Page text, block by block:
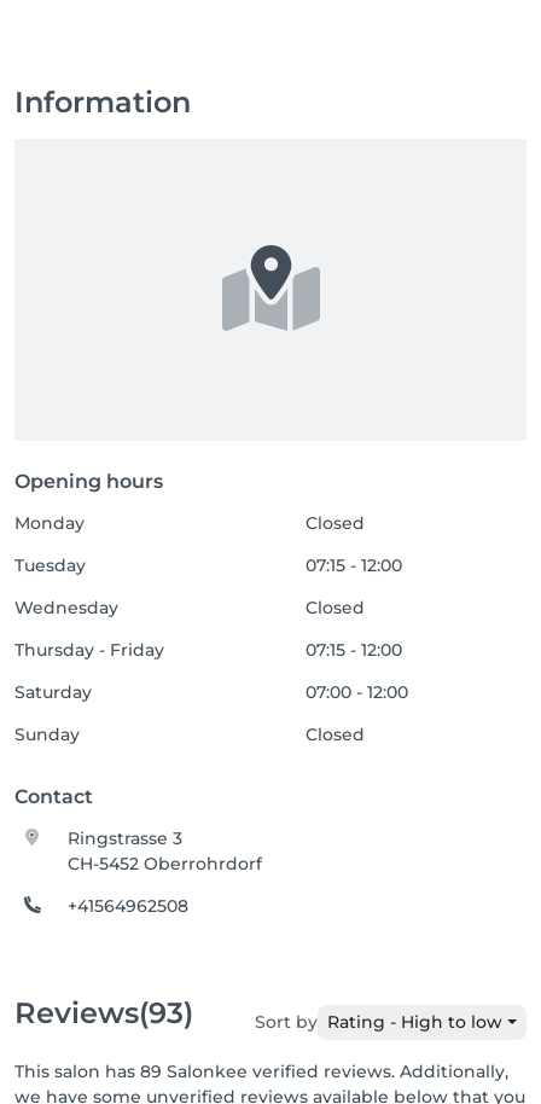
Information
Opening hours
Monday
Closed
Tuesday
07:15 - 12:00
Wednesday
Closed
Thursday - Friday
07:15 - 12:00
Saturday
07:00 - 12:00
Sunday
Closed
Contact
Ringstrasse 3
CH-5452 Oberrohrdorf
+41564962508
Reviews(93) Sort by Rating - High to low
This salon has 89 Salonkee verified reviews. Additionally,
we have some unverified reviews available below that you